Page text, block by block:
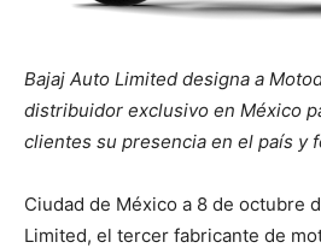
Bajaj Auto Limited designa a
distribuidor exclusivo en México
clientes su presencia en el país y
Ciudad de México a 8 de octubre
Limited, el tercer fabricante de